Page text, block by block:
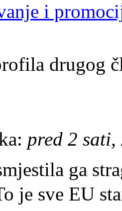
i
drugog
pred 2
ga
je sve EU